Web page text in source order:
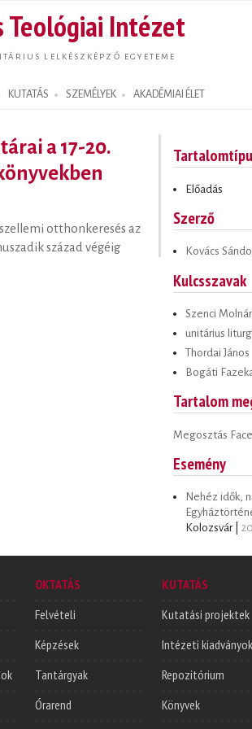
tartalomra
Teológiai Intézet
LELKÉSZKÉPZŐ EGYETEME
KUTATÁS SZEMÉLYEK AKADÉMIAI ÉLET
a 17-20.
otthonkeresés az
század végéig
Előadás
Szerző
Kovács
Kulcsszavak
Szenci
unitárius
Thordai János
Bogáti
Tartalom
Megosztás
Esemény
Nehéz idők,
Kolozsvár |
OKTATÁS
Felvételi
Képzések
Tantárgyak
Órarend
KUTATÁS
Kutatási projektek
Intézeti kiadványok
Repozitórium
Könyvek